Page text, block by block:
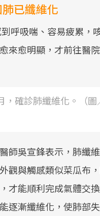
已纖維化
呼吸喘、容易疲累，
來愈明顯，才前往醫
確診肺纖維化。（
師吳宣鋒表示，肺纖
觀與觸感類似菜瓜布
才能順利完成氣體交
逐漸纖維化，使肺部